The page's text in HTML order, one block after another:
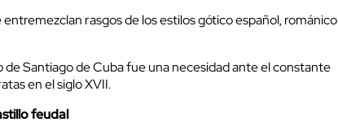
entremezclan rasgos de los estilos gótico español, románico
de Santiago de Cuba fue una necesidad ante el constante
en el siglo XVII.
feudal